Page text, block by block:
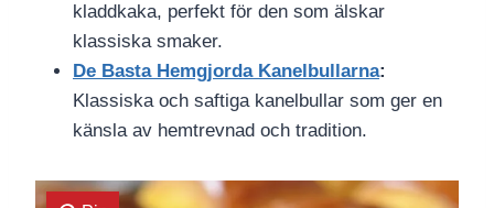
kladdkaka, perfekt för den som älskar
klassiska smaker.
De Basta Hemgjorda Kanelbullarna:
Klassiska och saftiga kanelbullar som ger en
känsla av hemtrevnad och tradition.